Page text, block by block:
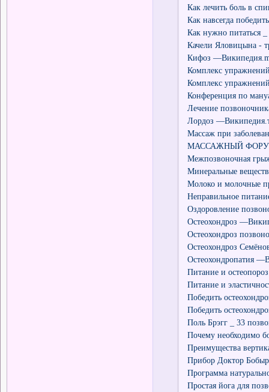
Как лечить боль в
Как навсегда
Как нужно питаться
Качели Яловицына -
Кифоз
Комплекс
Комплекс
Конференция по
Лечение
Лордоз
Массаж при
МАССАЖНЫЙ
Межпозвоночная
Минеральные
Молоко и молочные
Неправильное
Оздоровление
Остеохондроз
Остеохондроз
Остеохондроз
Остеохондропатия
Питание и
Питание и
Победить
Победить
Поль Брэгг _ 33
Почему необходимо
Преимущества
Прибор Доктор
Программа
Простая йога для